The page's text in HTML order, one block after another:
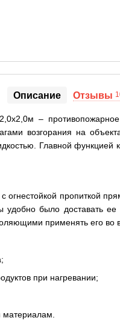
Описание Отзывы
–
возгорания на
Главной
огнестойкой пропиткой
удобно было доставать
применять его во
при нагревании;
материалам.